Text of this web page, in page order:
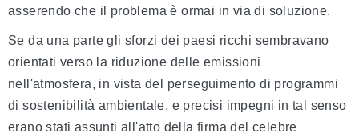
asserendo che il problema è ormai in via di soluzione.
Se da una parte gli sforzi dei paesi ricchi sembravano
orientati verso la riduzione delle emissioni
nell'atmosfera, in vista del perseguimento di programmi
di sostenibilità ambientale, e precisi impegni in tal senso
erano stati assunti all'atto della firma del celebre